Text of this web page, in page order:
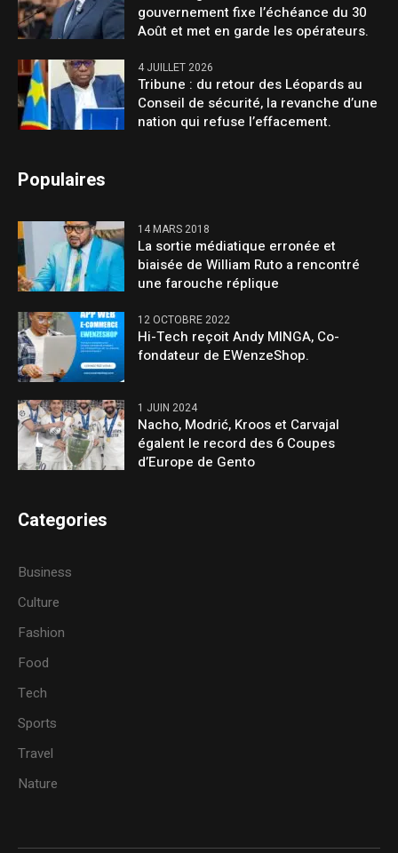
gouvernement fixe l’échéance du 30
Août et met en garde les opérateurs.
4 JUILLET 2026
Tribune : du retour des Léopards au
Conseil de sécurité, la revanche d’une
nation qui refuse l’effacement.
Populaires
14 MARS 2018
La sortie médiatique erronée et
biaisée de William Ruto a rencontré
une farouche réplique
12 OCTOBRE 2022
Hi-Tech reçoit Andy MINGA, Co-
fondateur de EWenzeShop.
1 JUIN 2024
Nacho, Modrić, Kroos et Carvajal
égalent le record des 6 Coupes
d’Europe de Gento
Categories
Business
Culture
Fashion
Food
Tech
Sports
Travel
Nature